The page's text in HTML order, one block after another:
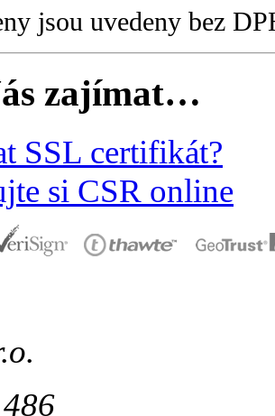
jsou uvedeny bez
zajímat…
SSL certifikát?
si CSR online